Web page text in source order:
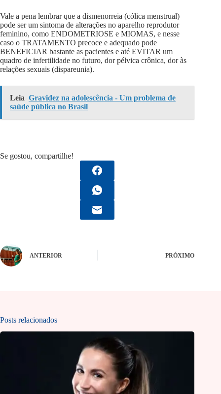
Vale a pena lembrar que a dismenorreia (cólica menstrual)
pode ser um sintoma de alterações no aparelho reprodutor
feminino, como ENDOMETRIOSE e MIOMAS, e nesse
caso o TRATAMENTO precoce e adequado pode
BENEFICIAR bastante as pacientes e até EVITAR um
quadro de infertilidade no futuro, dor pélvica crônica, dor às
relações sexuais (dispareunia).
Leia Gravidez na adolescência - Um problema de
saúde pública no Brasil
Se gostou, compartilhe!
ANTERIOR PRÓXIMO
Posts relacionados